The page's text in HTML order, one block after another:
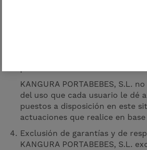
KANGURA PORTABEBES, S.L.
del uso que cada usuario le dé
puestos a disposición en este
actuaciones que realice en
Exclusión de garantías y de
KANGURA PORTABEBES, S.L.